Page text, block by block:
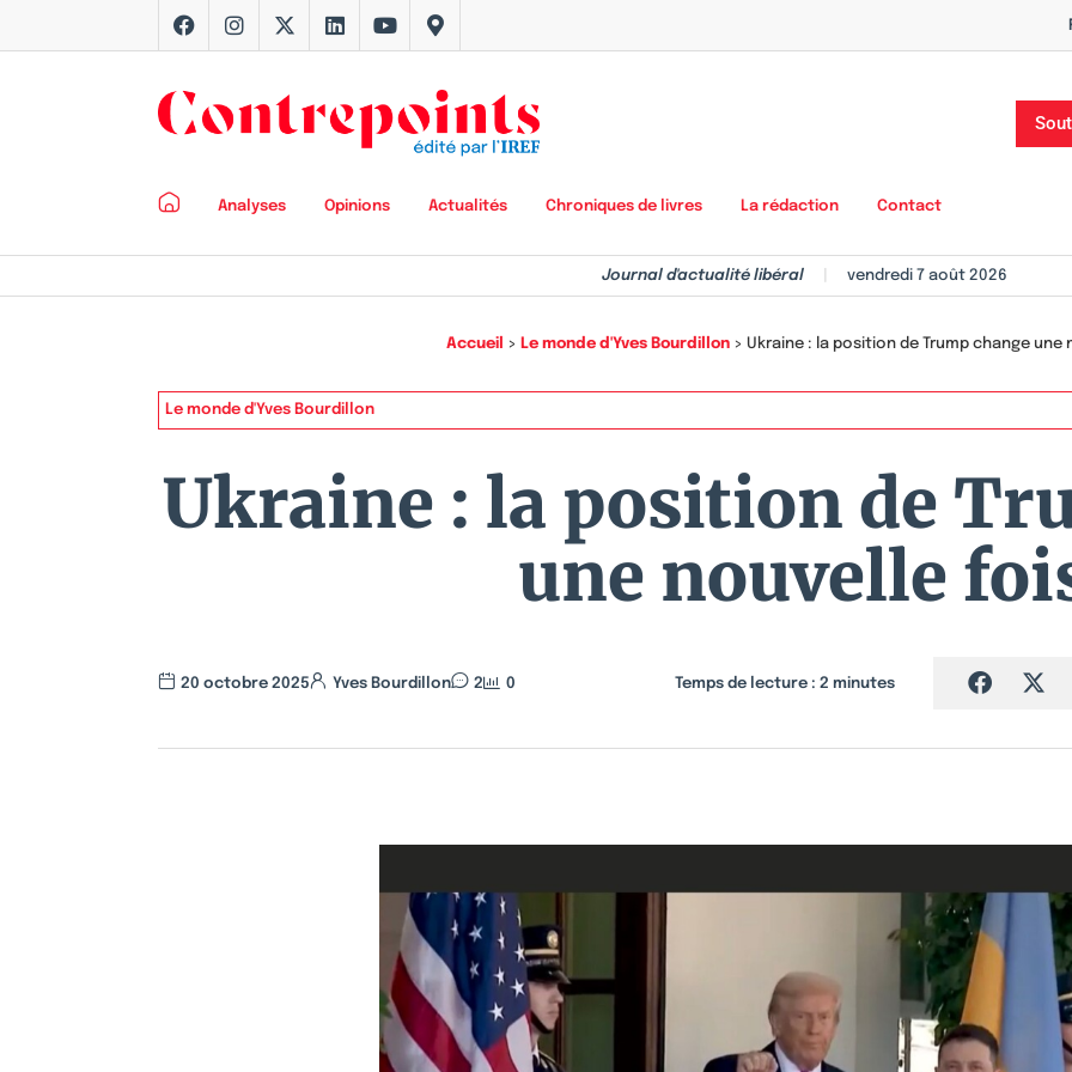
Analyses Opinions Actualités Chroniques de livres La rédaction Contact
Journal d'actualité libéral vendredi 7 août 2026
Accueil > Le monde d'Yves Bourdillon> Ukraine : la position de Trump change une
Le monde d'Yves Bourdillon
Ukraine : la position de
une nouvelle
20 octobre 2025 Yves Bourdillon 2 0 Temps de lecture : 2 minutes